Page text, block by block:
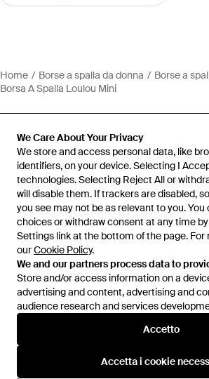
We Care About Your Privacy
We store and access personal data, like
identifiers, on your device. Selecting I
technologies. Selecting Reject All or
will disable them. If trackers are disabled,
you see may not be as relevant to you.
choices or withdraw consent at any time
Settings link at the bottom of the page. For
ourCookie Policy.
We and our partners process data to
Store and/or access information on a
advertising and content, advertising and
audience research and services
Accetto
Accetta i cookie
Home Borse a spalla da donna
Borse a
Borsa A Spalla Loulou Mini
Assistenza e info